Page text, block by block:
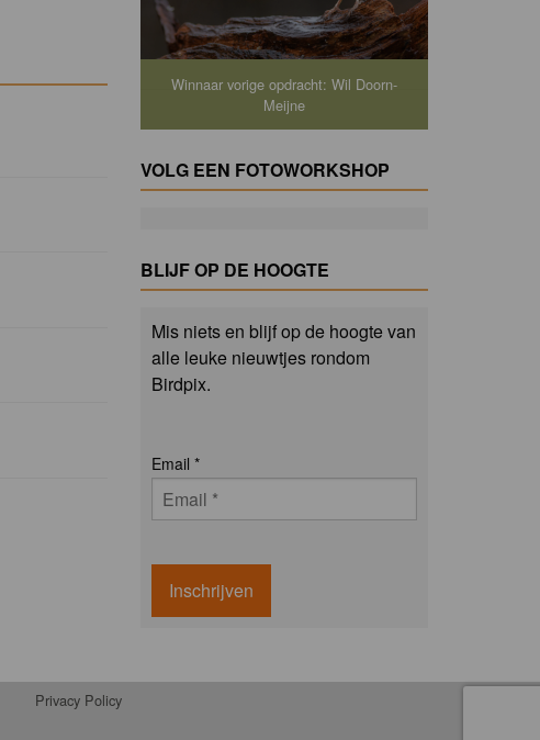
Winnaar vorige opdracht: Wil Doorn-
Meijne
VOLG EEN FOTOWORKSHOP
BLIJF OP DE HOOGTE
Mis niets en blijf op de hoogte van
alle leuke nieuwtjes rondom
Birdpix.
Email *
Inschrijven
Privacy Policy